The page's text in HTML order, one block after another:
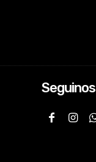
Seguinos